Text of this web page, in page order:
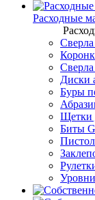
Расходные
Диски
Буры
Щетки
Биты
Уровни